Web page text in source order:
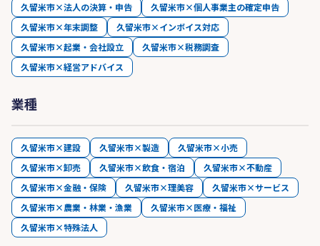
久留米市×法人の決算・申告
久留米市×個人事業主の確定申告
久留米市×年末調整
久留米市×インボイス対応
久留米市×起業・会社設立
久留米市×税務調査
久留米市×経営アドバイス
業種
久留米市×建設 久留米市×製造
久留米市×小売
久留米市×卸売
久留米市×飲食・宿泊
久留米市×不動産
久留米市×金融・保険
久留米市×理美容
久留米市×サービス
久留米市×農業・林業・漁業
久留米市×医療・福祉
久留米市×特殊法人